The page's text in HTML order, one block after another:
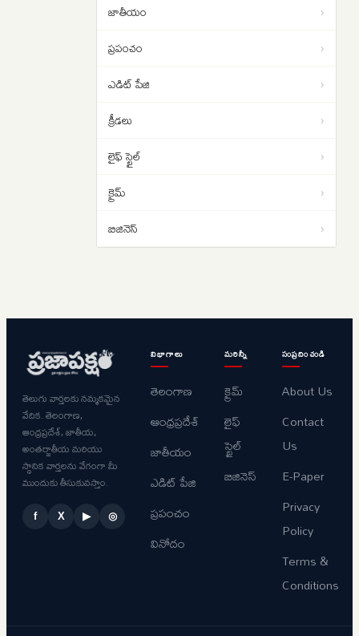
జాతీయం ›
ప్రపంచం ›
ఎడిట్ పేజి ›
క్రీడలు ›
లైఫ్ స్టైల్ ›
క్రైమ్ ›
బిజినెస్ ›
తెలుగు వార్తలకు నమ్మకమైన
వేదిక. తెలంగాణ,
ఆంధ్రప్రదేశ్, జాతీయ,
అంతర్జాతీయ మరియు
స్థానిక వార్తలను వేగంగా మీ
ముందుకు తీసుకువస్తాం.
f X ▶ ◎
విభాగాలు
తెలంగాణ
ఆంధ్రప్రదేశ్
జాతీయం
ఎడిట్ పేజి
ప్రపంచం
వినోదం
మరిన్నీ
క్రైమ్
లైఫ్
స్టైల్
బిజినెస్
సంప్రదించండి
About Us
Contact
Us
E-Paper
Privacy
Policy
Terms &
Conditions